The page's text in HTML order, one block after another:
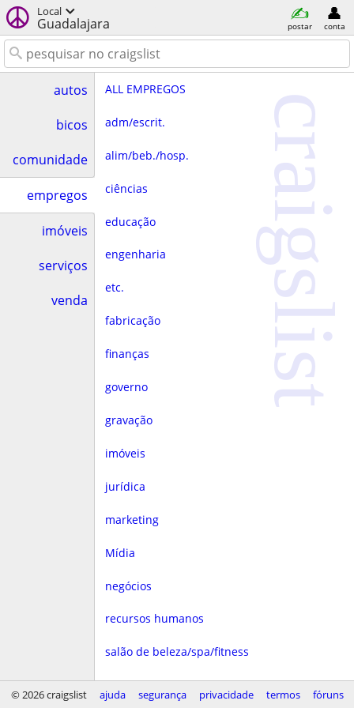
Local
Guadalajara postar conta
autos
bicos
comunidade
empregos
imóveis
serviços
venda
ALL EMPREGOS
adm/escrit.
alim/beb./hosp.
ciências
educação
engenharia
etc.
fabricação
finanças
governo
gravação
imóveis
jurídica
marketing
Mídia
negócios
recursos humanos
salão de beleza/spa/fitness
saúde
craigslist
© 2026 craigslist ajuda segurança privacidade termos fóruns